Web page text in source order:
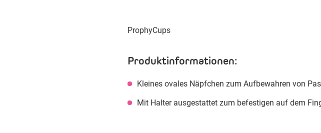
ProphyCups
Produktinformationen:
Kleines ovales Näpfchen zum Aufbewahren von
Mit Halter ausgestattet zum befestigen auf dem